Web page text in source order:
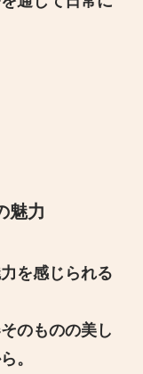
魅力
を感じられる
のものの美し
。